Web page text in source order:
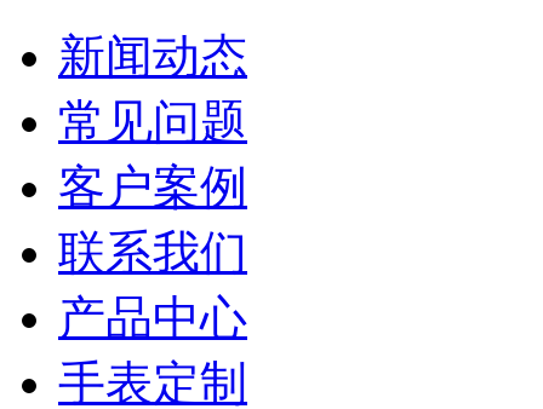
新闻动态
常见问题
客户案例
联系我们
产品中心
手表定制